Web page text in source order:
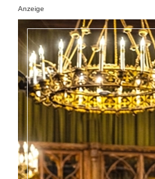
Anzeige